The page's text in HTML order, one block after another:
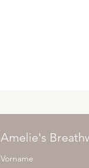
Amelie's
Vorname